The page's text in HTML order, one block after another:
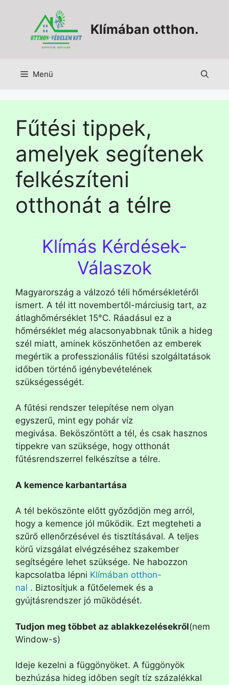
Klímában otthon.
Menü
Fűtési tippek,
amelyek segítenek
felkészíteni
otthonát a télre
Klímás Kérdések-
Válaszok
Magyarország a válzozó téli hőmérsékletéről
ismert. A tél itt novembertől-márciusig tart, az
átlaghőmérséklet 15°C. Ráadásul ez a
hőmérséklet még alacsonyabbnak tűnik a hideg
szél miatt, aminek köszönhetően az emberek
megértik a professzionális fűtési szolgáltatások
időben történő igénybevételének
szükségességét.
A fűtési rendszer telepítése nem olyan
egyszerű, mint egy pohár víz
megivása. Beköszöntött a tél, és csak hasznos
tippekre van szüksége, hogy otthonát
fűtésrendszerrel felkészítse a télre.
A kemence karbantartása
A tél beköszönte előtt győződjön meg arról,
hogy a kemence jól működik. Ezt megteheti a
szűrő ellenőrzésével és tisztításával. A teljes
körű vizsgálat elvégzéséhez szakember
segítségére lehet szüksége. Ne habozzon
kapcsolatba lépni Klímában otthon-
nal . Biztosítjuk a fűtőelemek és a
gyújtásrendszer jó működését.
Tudjon meg többet az ablakkezelésekről(nem
Window-s)
Ideje kezelni a függönyöket. A függönyök
bezhúzása hideg időben segít tíz százalékkal